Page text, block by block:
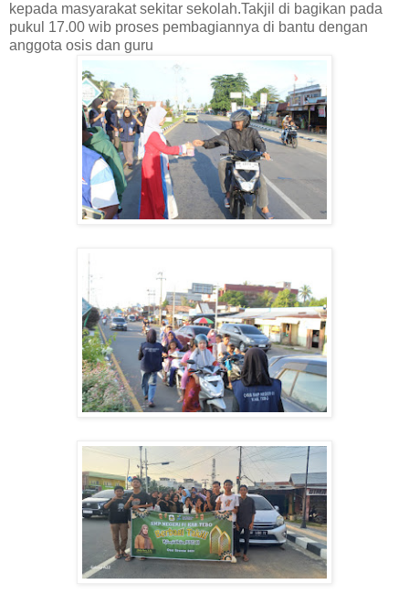
kepada masyarakat sekitar sekolah.Takjil di bagikan pada
pukul 17.00 wib proses pembagiannya di bantu dengan
anggota osis dan guru